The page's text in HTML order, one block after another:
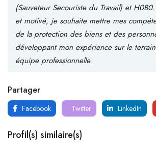
(Sauveteur Secouriste du Travail) et
et motivé, je souhaite mettre mes
de la protection des biens et des
développant mon expérience sur le
équipe professionnelle.
Partager
Facebook Twitter LinkedIn
Profil(s) similaire(s)